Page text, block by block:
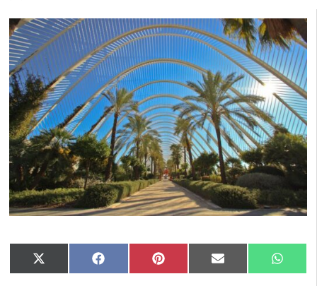
Compartir
en
X
(Twitter)
Compartir
en
Facebook Compartir
en
Pinterest Compartir
en
Email
en